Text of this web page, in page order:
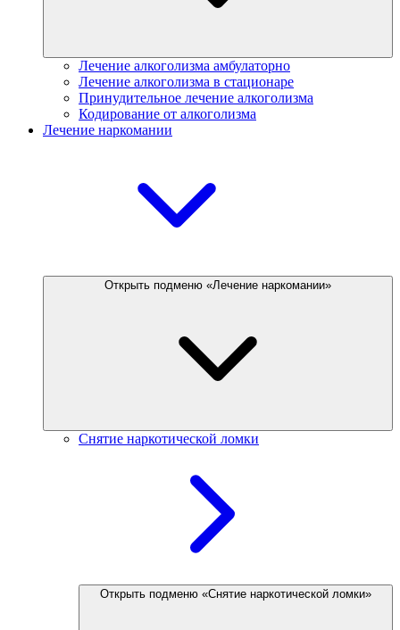
Лечение алкоголизма амбулаторно
Лечение алкоголизма в стационаре
Принудительное лечение алкоголизма
Кодирование от алкоголизма
Лечение наркомании
Открыть подменю «Лечение наркомании»
Снятие наркотической ломки
Открыть подменю «Снятие наркотической ломки»